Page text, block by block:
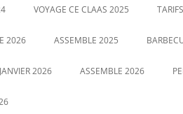
LE 21 MAI 2022 BARBECUE PHOTO
PHOTO POUR AGRANDIR
VOYAGE CE CLAAS 2025
2026 ASSEMBLE 2025
2026 ASSEMBLE 2026